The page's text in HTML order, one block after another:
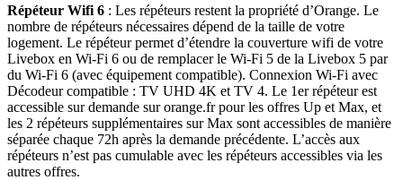
Répéteur Wifi 6 : Les répéteurs restent la propriété d’Orange. Le
nombre de répéteurs nécessaires dépend de la taille de votre
logement. Le répéteur permet d’étendre la couverture wifi de votre
Livebox en Wi-Fi 6 ou de remplacer le Wi-Fi 5 de la Livebox 5 par
du Wi-Fi 6 (avec équipement compatible). Connexion Wi-Fi avec
Décodeur compatible : TV UHD 4K et TV 4. Le 1er répéteur est
accessible sur demande sur orange.fr pour les offres Up et Max, et
les 2 répéteurs supplémentaires sur Max sont accessibles de manière
séparée chaque 72h après la demande précédente. L’accès aux
répéteurs n’est pas cumulable avec les répéteurs accessibles via les
autres offres.